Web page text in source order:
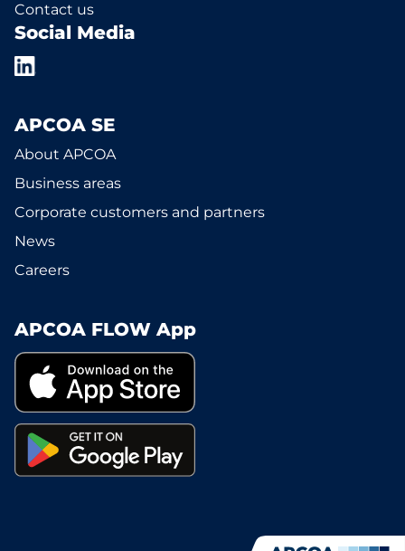
Contact us
Social Media
APCOA SE
About APCOA
Business areas
Corporate customers and partners
News
Careers
APCOA FLOW App